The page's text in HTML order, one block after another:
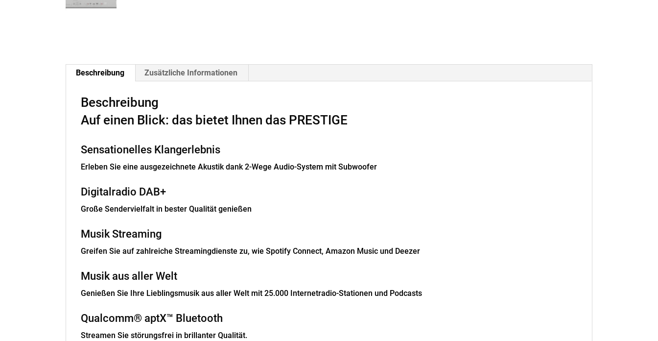
Beschreibung Zusätzliche Informationen
Beschreibung
Auf einen Blick: das bietet Ihnen das PRESTIGE
Sensationelles Klangerlebnis
Erleben Sie eine ausgezeichnete Akustik dank 2-Wege Audio-System mit Subwoofer
Digitalradio DAB+
Große Sendervielfalt in bester Qualität genießen
Musik Streaming
Greifen Sie auf zahlreiche Streamingdienste zu, wie Spotify Connect, Amazon Music und Deezer
Musik aus aller Welt
Genießen Sie Ihre Lieblingsmusik aus aller Welt mit 25.000 Internetradio-Stationen und Podcasts
Qualcomm® aptX™ Bluetooth
Streamen Sie störungsfrei in brillanter Qualität.